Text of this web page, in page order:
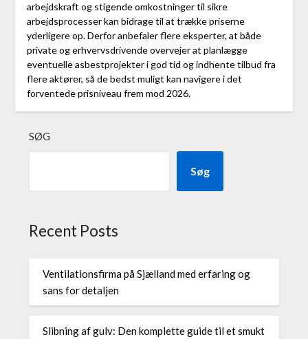
arbejdskraft og stigende omkostninger til sikre
arbejdsprocesser kan bidrage til at trække priserne
yderligere op. Derfor anbefaler flere eksperter, at både
private og erhvervsdrivende overvejer at planlægge
eventuelle asbestprojekter i god tid og indhente tilbud fra
flere aktører, så de bedst muligt kan navigere i det
forventede prisniveau frem mod 2026.
SØG
Søg
Recent Posts
Ventilationsfirma på Sjælland med erfaring og
sans for detaljen
Slibning af gulv: Den komplette guide til et smukt